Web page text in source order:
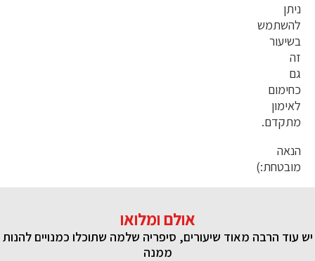
ניתן
להשתמש
בשיעור
זה
גם
כחימום
לאימון
מתקדם.
הנאה
מובטחת:)
אולם ומלואו
יש עוד הרבה מאוד שיעורים, סיפריה שלמה שתוכלו כמנויים להנות
ממנה